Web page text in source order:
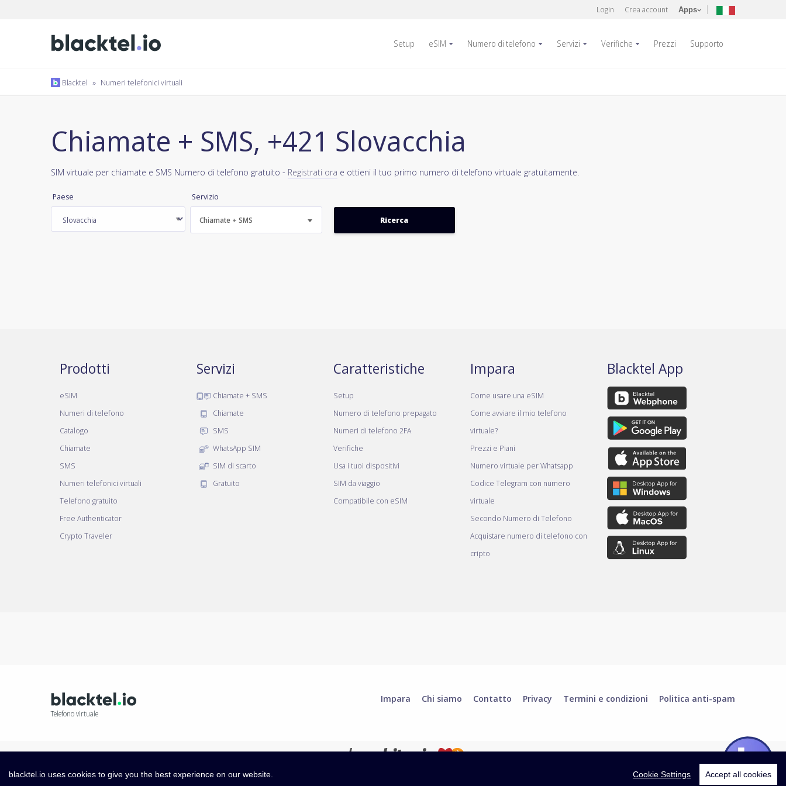
Login Crea account Apps
Setup eSIM Numero di telefono Servizi Verifiche Prezzi Supporto
Blacktel » Numeri telefonici virtuali
Chiamate + SMS, +421 Slovacchia
SIM virtuale per chiamate e SMS Numero di telefono gratuito - Registrati ora e ottieni il tuo primo numero di telefono virtuale gratuitamente.
Paese Servizio
Chiamate + SMS
Prodotti
eSIM
Numeri di telefono
Catalogo
Chiamate
SMS
Numeri telefonici virtuali
Telefono gratuito
Free Authenticator
Crypto Traveler
Servizi
Chiamate + SMS
Chiamate
SMS
WhatsApp SIM
SIM di scarto
Gratuito
Caratteristiche
Setup
Numero di telefono prepagato
Numeri di telefono 2FA
Verifiche
Usa i tuoi dispositivi
SIM da viaggio
Compatibile con eSIM
Impara
Come usare una eSIM
Come avviare il mio telefono
virtuale?
Prezzi e Piani
Numero virtuale per Whatsapp
Codice Telegram con numero
virtuale
Secondo Numero di Telefono
Acquistare numero di telefono con
cripto
Blacktel App
Telefono virtuale
Impara Chi siamo Contatto Privacy Termini e condizioni Politica anti-spam
blacktel.io uses cookies to give you the best experience on our website. Cookie Settings Accept all cookies